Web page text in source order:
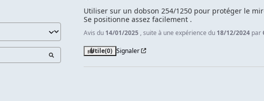
Utiliser sur un dobson 254/1250 pour protéger le
Se positionne assez facilement .
Avis du 14/01/2025 , suite à une expérience du 18/12/2024 par
Utile(0) Signaler